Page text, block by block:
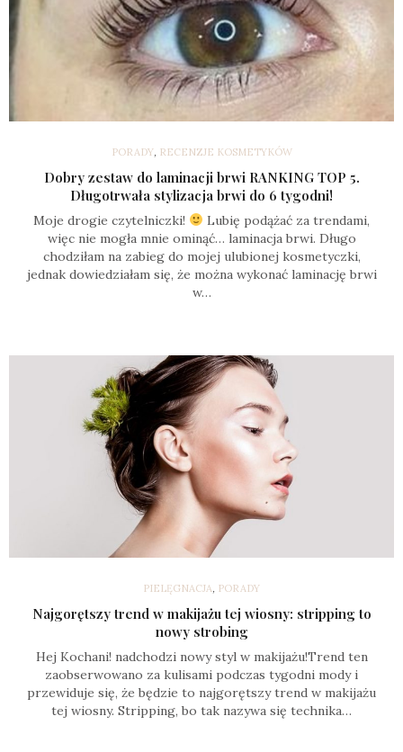
PORADY, RECENZJE KOSMETYKÓW
Dobry zestaw do laminacji brwi RANKING TOP 5.
Długotrwała stylizacja brwi do 6 tygodni!
Moje drogie czytelniczki!
Lubię podążać za trendami,
więc nie mogła mnie ominąć… laminacja brwi. Długo
chodziłam na zabieg do mojej ulubionej kosmetyczki,
jednak dowiedziałam się, że można wykonać laminację brwi
w…
PIELĘGNACJA, PORADY
Najgorętszy trend w makijażu tej wiosny: stripping to
nowy strobing
Hej Kochani! nadchodzi nowy styl w makijażu!Trend ten
zaobserwowano za kulisami podczas tygodni mody i
przewiduje się, że będzie to najgorętszy trend w makijażu
tej wiosny. Stripping, bo tak nazywa się technika…